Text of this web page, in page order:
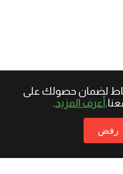
لضمان حصولك على
أعرف المزيد.
رفض